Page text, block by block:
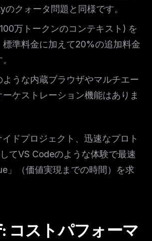
クォータ問題と同様です。
万トークンのコンテキスト) を
標準料金に加えて20%の追加料金
うな内蔵ブラウザやマルチエー
ーケストレーション機能はありま
イドプロジェクト、迅速なプロト
てVS Codeのような体験で最速
」（価値実現までの時間）を求
コストパフォーマ